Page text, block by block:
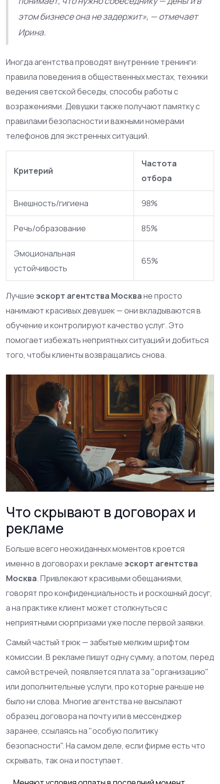
этом бизнесе она не задержит», — отмечает
Ирина.
Иногда агентства проводят внутренние тренинги:
правила поведения в общественных местах, техники
ведения светской беседы, способы работы с
возражениями. Девушки также получают памятку с
правилами безопасности и важными номерами
телефонов для экстренных ситуаций.
Критерий
Частота
отбора
Внешность/гигиена 98%
Речь/образование 85%
Эмоциональная
устойчивость
65%
Лучшие эскорт агентства Москване просто
нанимают красивых девушек — они вкладываются в
обучение и контролируют качество услуг. Это
помогает избежать неприятных ситуаций и добиться
того, чтобы клиенты возвращались снова.
Что скрывают в договорах и
рекламе
Больше всего неожиданных моментов кроется
именно в договорах и рекламе эскорт агентства
Москва. Привлекают красивыми обещаниями,
говорят про конфиденциальность и роскошный досуг,
а на практике клиент может столкнуться с
неприятными сюрпризами уже после первой заявки.
Самый частый трюк — забытые мелким шрифтом
комиссии. В рекламе пишут одну сумму, а потом, перед
самой встречей, появляется плата за "организацию"
или дополнительные услуги, про которые раньше не
было ни слова. Многие агентства не высылают
образец договора на почту или в мессенджер
заранее, ссылаясь на "особую политику
безопасности". На самом деле, если фирме есть что
скрывать, так она и поступает.